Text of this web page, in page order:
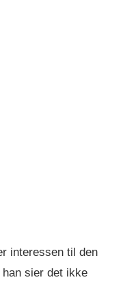
interessen til den
sier det ikke